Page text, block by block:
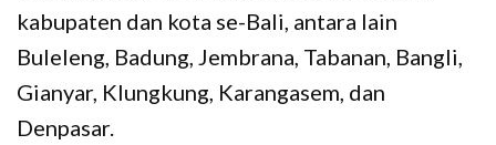
kabupaten dan kota se-Bali, antara lain
Buleleng, Badung, Jembrana, Tabanan, Bangli,
Gianyar, Klungkung, Karangasem, dan
Denpasar.